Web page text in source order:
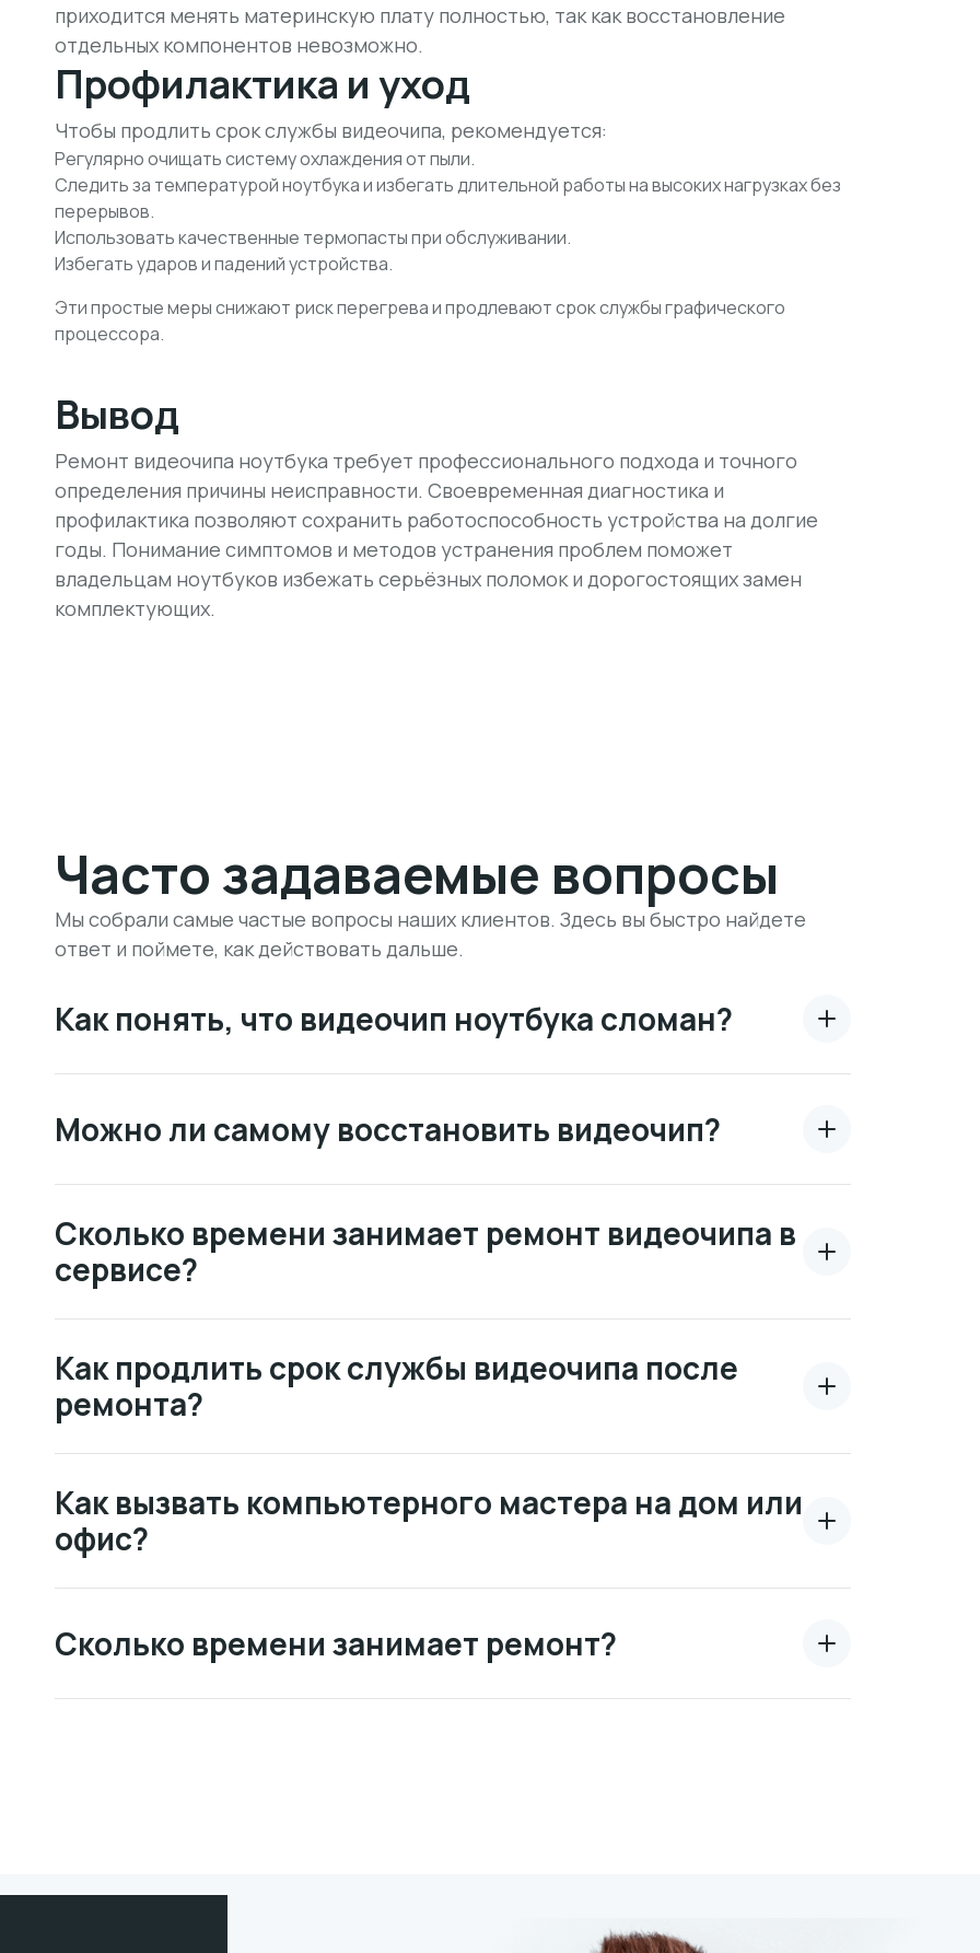
приходится менять материнскую плату полностью, так как восстановление
отдельных компонентов невозможно.
Профилактика и уход
Чтобы продлить срок службы видеочипа, рекомендуется:
Регулярно очищать систему охлаждения от пыли.
Следить за температурой ноутбука и избегать длительной работы на высоких нагрузках без
перерывов.
Использовать качественные термопасты при обслуживании.
Избегать ударов и падений устройства.
Эти простые меры снижают риск перегрева и продлевают срок службы графического
процессора.
Вывод
Ремонт видеочипа ноутбука требует профессионального подхода и точного
определения причины неисправности. Своевременная диагностика и
профилактика позволяют сохранить работоспособность устройства на долгие
годы. Понимание симптомов и методов устранения проблем поможет
владельцам ноутбуков избежать серьёзных поломок и дорогостоящих замен
комплектующих.
Часто задаваемые вопросы
Мы собрали самые частые вопросы наших клиентов. Здесь вы быстро найдете
ответ и поймете, как действовать дальше.
Как понять, что видеочип ноутбука сломан?
Можно ли самому восстановить видеочип?
Сколько времени занимает ремонт видеочипа в
сервисе?
Как продлить срок службы видеочипа после
ремонта?
Как вызвать компьютерного мастера на дом или
офис?
Сколько времени занимает ремонт?